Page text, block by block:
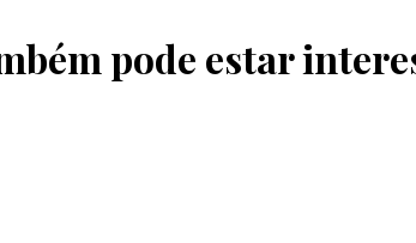
pode estar